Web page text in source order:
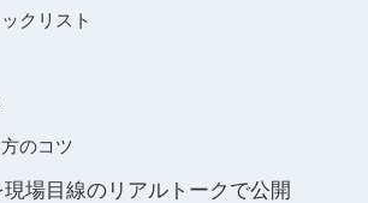
クリスト
のコツ
場目線のリアルトークで公開